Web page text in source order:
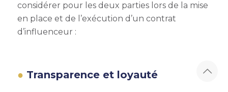
considérer pour les deux parties lors de la mise
en place et de l’exécution d’un contrat
d’influenceur :
Transparence et loyauté